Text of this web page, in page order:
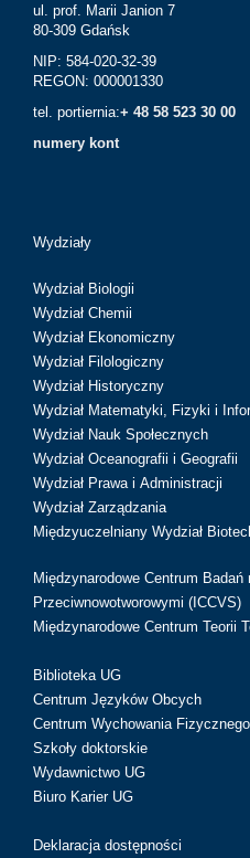
ul. prof. Marii Janion 7
80-309 Gdańsk
NIP: 584-020-32-39
REGON: 000001330
tel. portiernia:+ 48 58 523 30 00
numery kont
Wydziały
Wydział Biologii
Wydział Chemii
Wydział Ekonomiczny
Wydział Filologiczny
Wydział Historyczny
Wydział Matematyki, Fizyki i
Wydział Nauk Społecznych
Wydział Oceanografii i Geografii
Wydział Prawa i Administracji
Wydział Zarządzania
Międzyuczelniany Wydział
Międzynarodowe Centrum
Przeciwnowotworowymi (ICCVS)
Międzynarodowe Centrum Teorii
Biblioteka UG
Centrum Języków Obcych
Centrum Wychowania
Szkoły doktorskie
Wydawnictwo UG
Biuro Karier UG
Deklaracja dostępności